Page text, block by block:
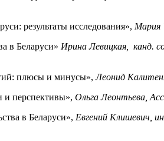
результаты исследования», Мария
в Беларуси» Ирина Левицкая, канд.
плюсы и минусы»,Леонид
перспективы», Ольга Леонтьева,
в Беларуси», Евгений Клишевич,